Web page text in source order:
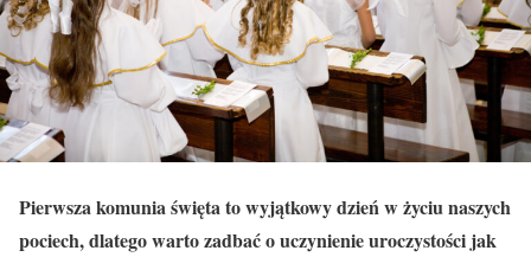
Pierwsza komunia święta to wyjątkowy dzień w życiu naszych
pociech, dlatego warto zadbać o uczynienie uroczystości jak